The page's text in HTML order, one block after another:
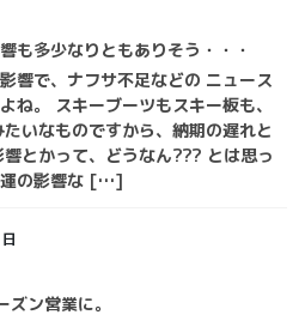
も多少なりともありそう・・・
響で、ナフサ不足などの ニュース
ね。 スキーブーツもスキー板も、
いなものですから、納期の遅れと
とかって、どうなん??? とは思っ
運の影響な […]
ン営業に。